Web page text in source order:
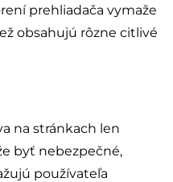
prehliadača vymaže
obsahujú rôzne citlivé
na stránkach len
byť nebezpečné,
používateľa